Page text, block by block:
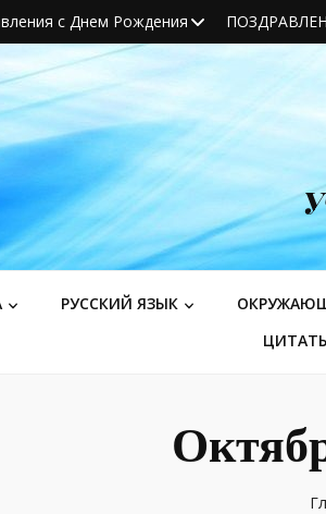
с Днем Рождения
РУССКИЙ ЯЗЫК